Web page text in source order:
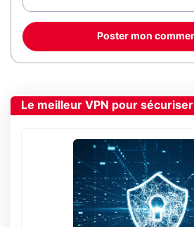
Poster mon
Le meilleur VPN pour